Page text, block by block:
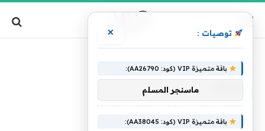
توصيات : ×
باقة متميزة VIP (كود: AA26790):
ماسنجر المسلم
باقة متميزة VIP (كود: AA38045):